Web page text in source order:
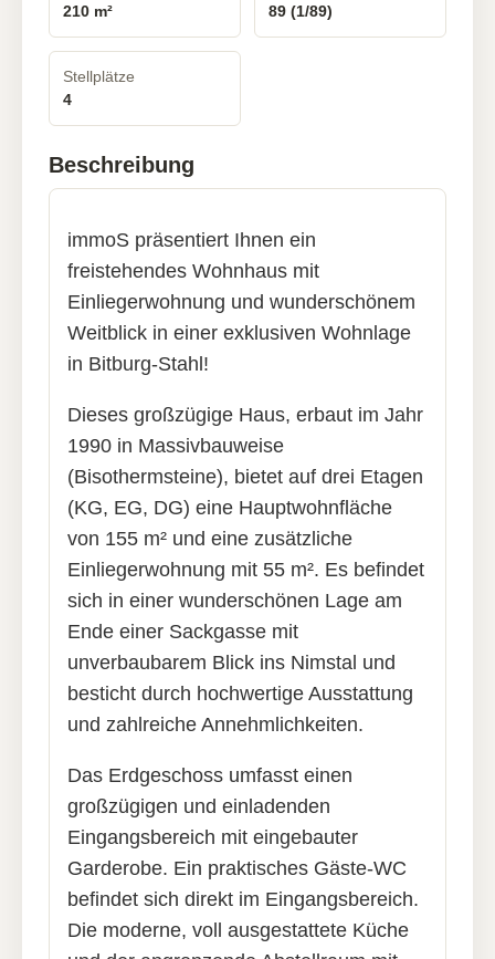
210 m²
89 (1/89)
Stellplätze
4
Beschreibung
immoS präsentiert Ihnen ein
freistehendes Wohnhaus mit
Einliegerwohnung und wunderschönem
Weitblick in einer exklusiven Wohnlage
in Bitburg-Stahl!
Dieses großzügige Haus, erbaut im Jahr
1990 in Massivbauweise
(Bisothermsteine), bietet auf drei Etagen
(KG, EG, DG) eine Hauptwohnfläche
von 155 m² und eine zusätzliche
Einliegerwohnung mit 55 m². Es befindet
sich in einer wunderschönen Lage am
Ende einer Sackgasse mit
unverbaubarem Blick ins Nimstal und
besticht durch hochwertige Ausstattung
und zahlreiche Annehmlichkeiten.
Das Erdgeschoss umfasst einen
großzügigen und einladenden
Eingangsbereich mit eingebauter
Garderobe. Ein praktisches Gäste-WC
befindet sich direkt im Eingangsbereich.
Die moderne, voll ausgestattete Küche